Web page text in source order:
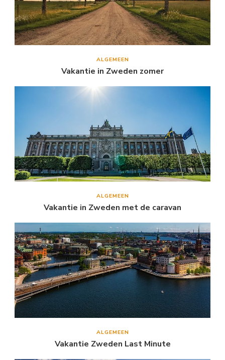
ALGEMEEN
Vakantie in Zweden zomer
ALGEMEEN
Vakantie in Zweden met de caravan
ALGEMEEN
Vakantie Zweden Last Minute